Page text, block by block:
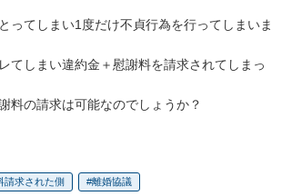
ってしまい1度だけ不貞行為を行ってしまいま
てしまい違約金＋慰謝料を請求されてしまっ
料の請求は可能なのでしょうか？
請求された側 離婚協議